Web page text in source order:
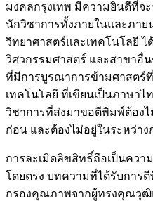
มงคลกรุงเทพ มีความยินดีที่จ
นักวิชาการทั้งภายในและภา
วิทยาศาสตร์และเทคโนโลยี
วิศวกรรมศาสตร์ และสาขาอื่
ที่มีการบูรณาการข้ามศาสตร์ที่
เทคโนโลยี ที่เขียนเป็นภาษา
วิชาการที่ส่งมาขอตีพิมพ์ต้องไ
ก่อน และต้องไม่อยู่ในระหว่า
การละเมิดลิขสิทธิ์ถือเป็นคว
โดยตรง บทความที่ได้รับการ
กรองคุณภาพจากผู้ทรงคุณวุฒิ